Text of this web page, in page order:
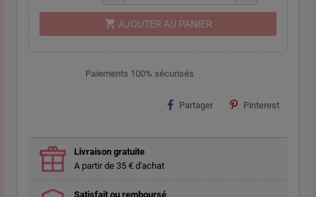
shopping_cart AJOUTER AU PANIER
Paiements 100% sécurisés
Partager Pinterest
Livraison gratuite
A partir de 35 € d'achat
Satisfait ou remboursé